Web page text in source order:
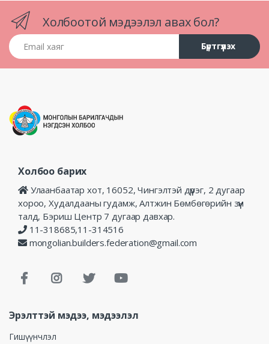
Холбоотой мэдээлэл авах бол?
Email хаяг
Бүртгүүлэх
Холбоо барих
Улаанбаатар хот, 16052, Чингэлтэй дүүрэг, 2 дугаар
хороо, Худалдааны гудамж, Алтжин Бөмбөгөрийн зүүн
талд, Бэриш Центр 7 дугаар давхар.
11-318685,11-314516
mongolian.builders.federation@gmail.com
Эрэлттэй мэдээ, мэдээлэл
Гишүүнчлэл